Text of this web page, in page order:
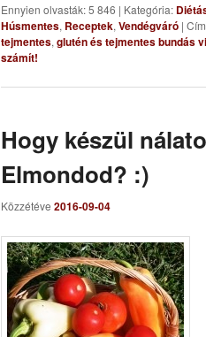
Ennyien olvasták: 5 846 | Kategória:
Húsmentes, Receptek, Vendégváró |
tejmentes, glutén és tejmentes bundás
számít!
Hogy készül
Elmondod? :)
Közzétéve 2016-09-04